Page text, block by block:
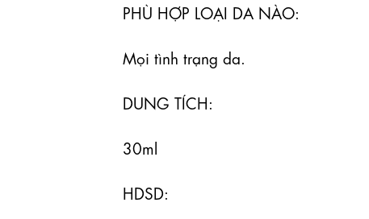
PHÙ HỢP LOẠI DA NÀO:
Mọi tình trạng da.
DUNG TÍCH:
30ml
HDSD: